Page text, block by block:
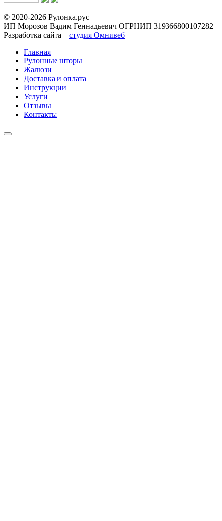
© 2020-2026 Рулонка.рус
ИП Морозов Вадим Геннадьевич ОГРНИП 319366800107282
Разработка сайта – студия Омнивеб
Главная
Рулонные шторы
Жалюзи
Доставка и оплата
Инструкции
Услуги
Отзывы
Контакты